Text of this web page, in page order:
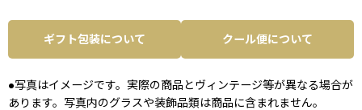
ギフト包装について クール便について
●写真はイメージです。実際の商品とヴィンテージ等が異なる場合が
あります。写真内のグラスや装飾品類は商品に含まれません。